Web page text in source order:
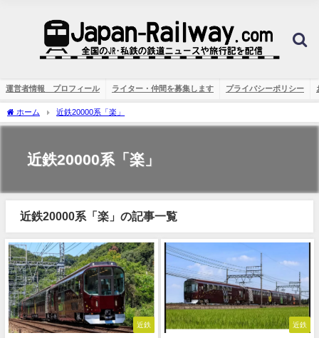
運営者情報 プロフィール ライター・仲間を募集します プライバシーポリシー
ホーム 近鉄20000系「楽」
近鉄20000系「楽」
近鉄20000系「楽」の記事一覧
近鉄 近鉄